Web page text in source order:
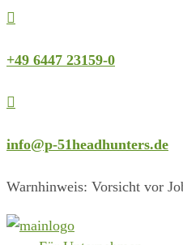

+49 6447 23159-0

info@p-51headhunters.de
Warnhinweis: Vorsicht vor